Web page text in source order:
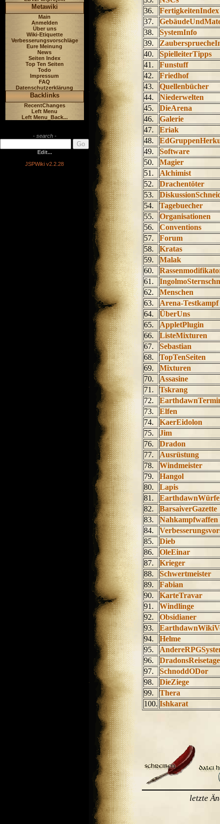
Metawiki
Main
Anmelden
Über uns
Wiki-Etiquette
Verbesserungsvorschläge
Eure Meinung
News
Seiten Index
Top Ten Seiten
Todo
Impressum
FAQ
Datenschutzerklärung
Backlinks
RecentChanges
Left Menu
Left Menu_Back...
- search -
Edit...
JSPWiki v2.2.28
36.
FertigkeitenIndex
37.
38.
SystemInfo
39.
40.
SpielleiterTipps
41.
Funstuff
42.
Friedhof
43.
Quellenbücher
44.
Niederwelten
45.
DieArena
46.
Galerie
47.
Eriak
48.
49.
Software
50.
Magier
51.
Alchimist
52.
Drachentöter
53.
54.
Tagebuecher
55.
Organisationen
56.
Conventions
57.
Forum
58.
Kratas
59.
Malak
60.
61.
62.
Menschen
63.
Arena-Testkampf
64.
ÜberUns
65.
AppletPlugin
66.
ListeMixturen
67.
Sebastian
68.
TopTenSeiten
69.
Mixturen
70.
Assasine
71.
Tskrang
72.
73.
Elfen
74.
KaerEidolon
75.
Jim
76.
Dradon
77.
Ausrüstung
78.
Windmeister
79.
Hangol
80.
Lapis
81.
82.
BarsaiverGazette
83.
Nahkampfwaffen
84.
85.
Dieb
86.
OleEinar
87.
Krieger
88.
Schwertmeister
89.
Fabian
90.
KarteTravar
91.
Windlinge
92.
Obsidianer
93.
94.
Helme
95.
96.
97.
SchnoddODor
98.
DieZiege
99.
Thera
100. Ishkarat
letzte